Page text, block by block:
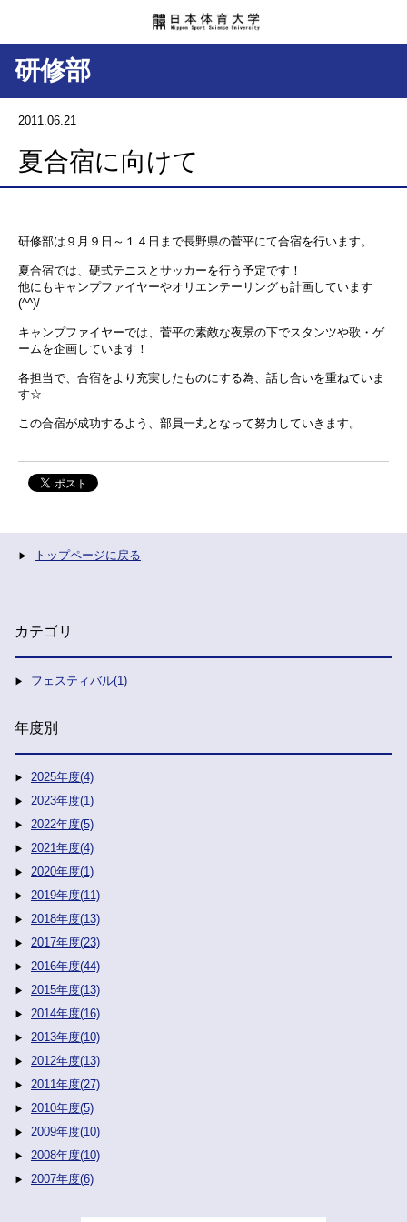
研修部
2011.06.21
夏合宿に向けて
研修部は９月９日～１４日まで長野県の菅平にて合宿を行います。
夏合宿では、硬式テニスとサッカーを行う予定です！
他にもキャンプファイヤーやオリエンテーリングも計画しています
(^^)/
キャンプファイヤーでは、菅平の素敵な夜景の下でスタンツや歌・ゲ
ームを企画しています！
各担当で、合宿をより充実したものにする為、話し合いを重ねていま
す☆
この合宿が成功するよう、部員一丸となって努力していきます。
トップページに戻る
カテゴリ
フェスティバル(1)
年度別
2025年度(4)
2023年度(1)
2022年度(5)
2021年度(4)
2020年度(1)
2019年度(11)
2018年度(13)
2017年度(23)
2016年度(44)
2015年度(13)
2014年度(16)
2013年度(10)
2012年度(13)
2011年度(27)
2010年度(5)
2009年度(10)
2008年度(10)
2007年度(6)